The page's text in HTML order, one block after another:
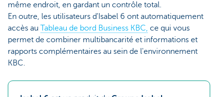
même endroit, en gardant un contrôle total.
En outre, les utilisateurs d'Isabel 6 ont automatiquement
accès au Tableau de bord Business KBC, ce qui vous
permet de combiner multibancarité et informations et
rapports complémentaires au sein de l'environnement
KBC.